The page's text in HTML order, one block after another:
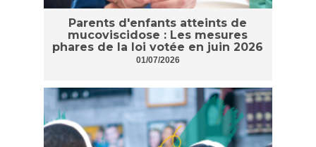
Parents d'enfants atteints de
mucoviscidose : Les mesures
phares de la loi votée en juin 2026
01/07/2026